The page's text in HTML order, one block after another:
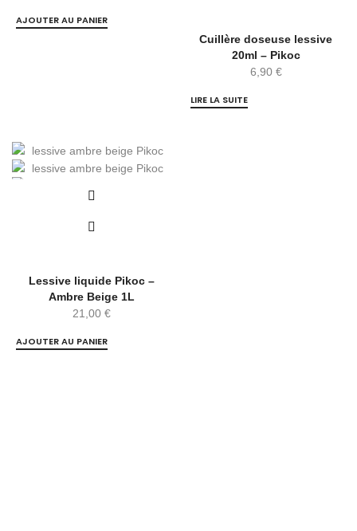
AJOUTER AU PANIER
Cuillère doseuse lessive
20ml – Pikoc
6,90 €
LIRE LA SUITE
Lessive liquide Pikoc –
Ambre Beige 1L
21,00 €
AJOUTER AU PANIER